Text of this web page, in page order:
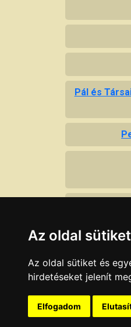
Pál és
Az oldal
Az oldal sütiket és
hirdetéseket jelenít
Elfogadom